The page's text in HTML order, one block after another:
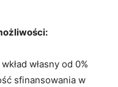
własny od 0%
sfinansowania w